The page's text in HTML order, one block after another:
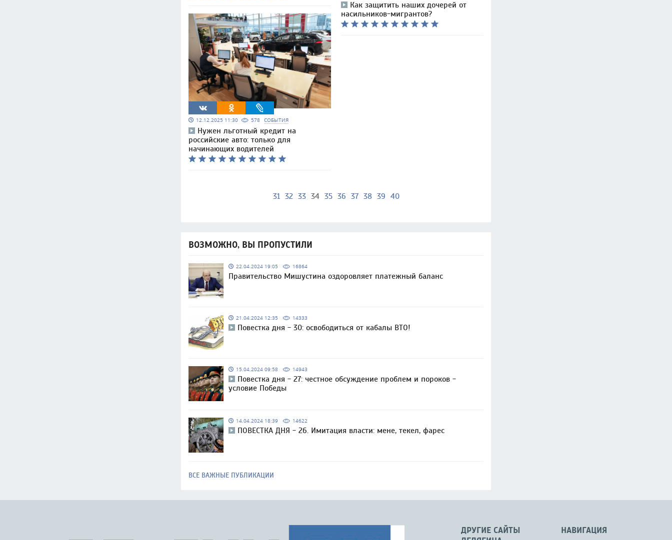
12.12.2025 11:30 578 СОБЫТИЯ
Нужен льготный кредит на
российские авто: только для
начинающих водителей
Как защитить наших дочерей от
насильников-мигрантов?
31 32 33 34 35 36 37 38 39 40
ВОЗМОЖНО, ВЫ ПРОПУСТИЛИ
22.04.2024 19:05 16864
Правительство Мишустина оздоровляет платежный баланс
21.04.2024 12:35 14333
Повестка дня - 30: освободиться от кабалы ВТО!
15.04.2024 09:58 14943
Повестка дня - 27: честное обсуждение проблем и пороков -
условие Победы
14.04.2024 18:39 14622
ПОВЕСТКА ДНЯ - 26. Имитация власти: мене, текел, фарес
ВСЕ ВАЖНЫЕ ПУБЛИКАЦИИ
НАВИГАЦИЯ
ДРУГИЕ САЙТЫ